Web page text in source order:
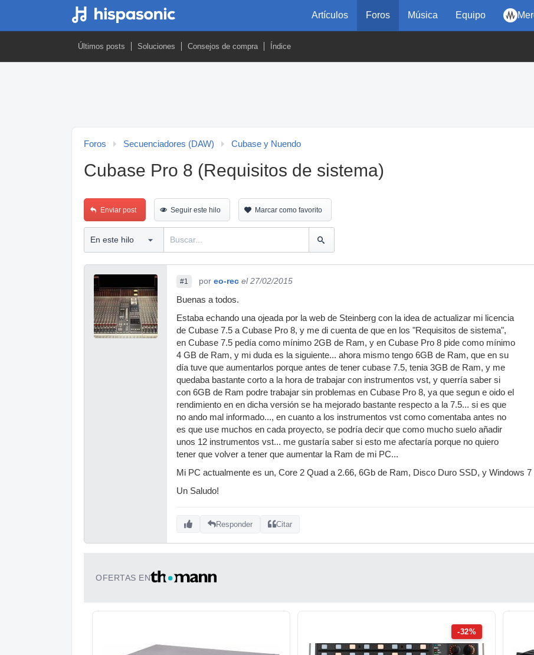
Artículos Foros Música Equipo
Últimos posts Soluciones Consejos de compra Índice
Foros Secuenciadores (DAW) Cubase y Nuendo
Cubase Pro 8 (Requisitos de sistema)
Enviar post Seguir este hilo Marcar como favorito
#1 por eo-rec el 27/02/2015
Buenas a todos.
Estaba echando una ojeada por la web de Steinberg con la idea de actualizar mi licencia
de Cubase 7.5 a Cubase Pro 8, y me di cuenta de que en los "Requisitos de sistema",
en Cubase 7.5 pedía como mínimo 2GB de Ram, y en Cubase Pro 8 pide como mínimo
4 GB de Ram, y mi duda es la siguiente... ahora mismo tengo 6GB de Ram, que en su
día tuve que aumentarlos porque antes de tener cubase 7.5, tenia 3GB de Ram, y me
quedaba bastante corto a la hora de trabajar con instrumentos vst, y querría saber si
con 6GB de Ram podre trabajar sin problemas en Cubase Pro 8, ya que segun e oido el
rendimiento en en dicha versión se ha mejorado bastante respecto a la 7.5... si es que
no ando mal informado..., en cuanto a los instrumentos vst como comentaba antes no
es que use muchos en cada proyecto, se podría decir que como mucho suelo añadir
unos 12 instrumentos vst... me gustaría saber si esto me afectaría porque no quiero
tener que volver a tener que aumentar la Ram de mi PC...
Mi PC actualmente es un, Core 2 Quad a 2.66, 6Gb de Ram, Disco Duro SSD, y Windows 7
Un Saludo!
Responder Citar
OFERTAS EN
-32%